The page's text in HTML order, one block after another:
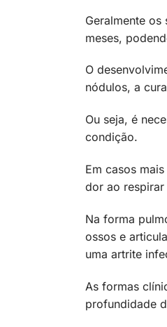
Geralmente
meses,
O
nódulos, a
Ou seja, é
condição.
Em casos
dor ao respirar
Na forma
ossos e
uma artrite
As formas
profundidade